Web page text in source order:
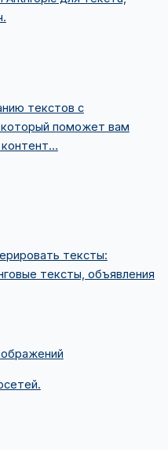
текстов с
поможет вам
контент…
тексты:
тексты, объявления